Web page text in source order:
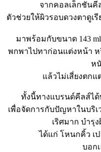
จากคอลเล็กชันคีล
ตัวช่วยให้ผิวรอบดวงตาดูเ
มาพร้อมกับขนาด 143
พกพาไปทาก่อนแต่งหน้า ห
ห
แล้วไม่เสี่ยงตก
ทั้งนี้ทางแบรนด์คีลส์ไ
เพื่อจัดการกับปัญหาในบริ
เริศมาก บำรุ
ได้แก่ โหนกคิ้ว เ
บอก